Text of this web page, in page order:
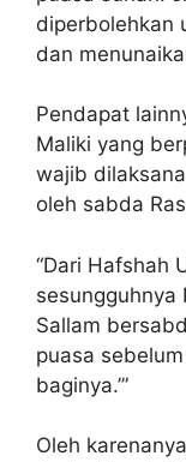
diperbolehkan
dan
Pendapat
Maliki yang
wajib
oleh sabda
“Dari Hafshah
sesungguhnya
Sallam
puasa
baginya.’”
Oleh